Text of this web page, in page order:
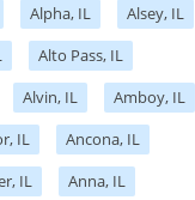
Alpha, IL
Alsey, IL
Alto Pass, IL
Alvin, IL
Amboy, IL
IL
Ancona, IL
IL
Anna, IL